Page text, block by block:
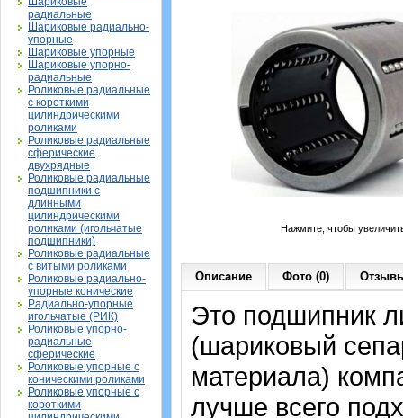
радиальные
Шариковые радиально-
упорные
Шариковые упорные
Шариковые упорно-
радиальные
Роликовые радиальные
с короткими
цилиндрическими
роликами
Роликовые радиальные
сферические
двухрядные
Роликовые радиальные
подшипники с
длинными
цилиндрическими
роликами (игольчатые
подшипники)
Роликовые радиальные
с витыми роликами
Роликовые радиально-
упорные конические
Радиально-упорные
игольчатые (РИК)
Роликовые упорно-
радиальные
сферические
Роликовые упорные с
коническими роликами
Роликовые упорные с
короткими
Нажмите, чтобы
Описание Фото (0)
Это подшипник
(шариковый
материала)
лучше всего